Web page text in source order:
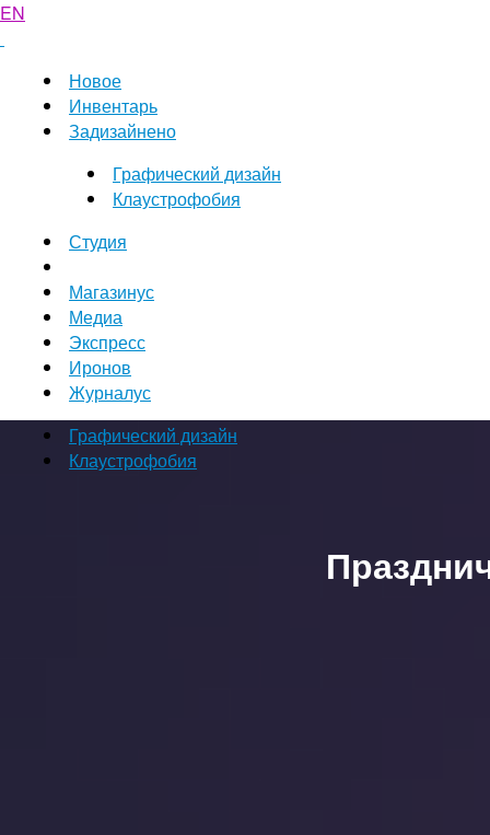
EN
Новое
Инвентарь
Задизайнено
Графический дизайн
Клаустрофобия
Студия
Магазинус
Медиа
Экспресс
Иронов
Журналус
Графический дизайн
Клаустрофобия